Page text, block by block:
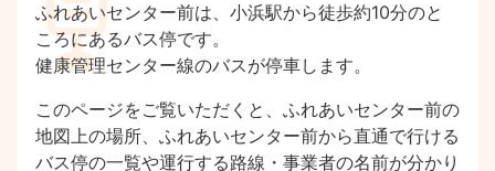
ふれあいセンター前は、小浜駅から徒歩約10分のと
ころにあるバス停です。
健康管理センター線のバスが停車します。
このページをご覧いただくと、ふれあいセンター前の
地図上の場所、ふれあいセンター前から直通で行ける
バス停の一覧や運行する路線・事業者の名前が分かり